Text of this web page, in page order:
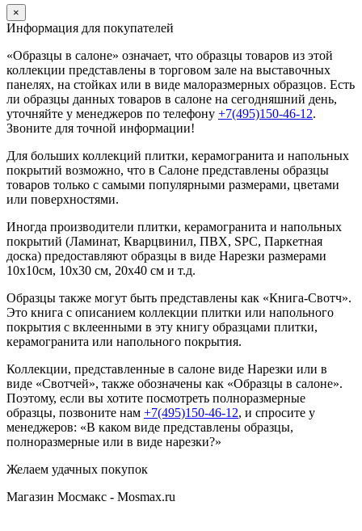
×
Информация для покупателей
«Образцы в салоне» означает, что образцы товаров из этой
коллекции представлены в торговом зале на выставочных
панелях, на стойках или в виде малоразмерных образцов. Есть
ли образцы данных товаров в салоне на сегодняшний день,
уточняйте у менеджеров по телефону +7(495)150-46-12.
Звоните для точной информации!
Для больших коллекций плитки, керамогранита и напольных
покрытий возможно, что в Салоне представлены образцы
товаров только с самыми популярными размерами, цветами
или поверхностями.
Иногда производители плитки, керамогранита и напольных
покрытий (Ламинат, Кварцвинил, ПВХ, SPC, Паркетная
доска) предоставляют образцы в виде Нарезки размерами
10х10см, 10х30 см, 20х40 см и т.д.
Образцы также могут быть представлены как «Книга-Свотч».
Это книга с описанием коллекции плитки или напольного
покрытия с вклеенными в эту книгу образцами плитки,
керамогранита или напольного покрытия.
Коллекции, представленные в салоне виде Нарезки или в
виде «Свотчей», также обозначены как «Образцы в салоне».
Поэтому, если вы хотите посмотреть полноразмерные
образцы, позвоните нам +7(495)150-46-12, и спросите у
менеджеров: «В каком виде представлены образцы,
полноразмерные или в виде нарезки?»
Желаем удачных покупок
Магазин Мосмакс - Mosmax.ru